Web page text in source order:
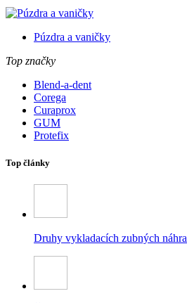
Púzdra a vaničky
Top značky
Blend-a-dent
Corega
Curaprox
GUM
Protefix
Top články
Druhy vykladacích zubných